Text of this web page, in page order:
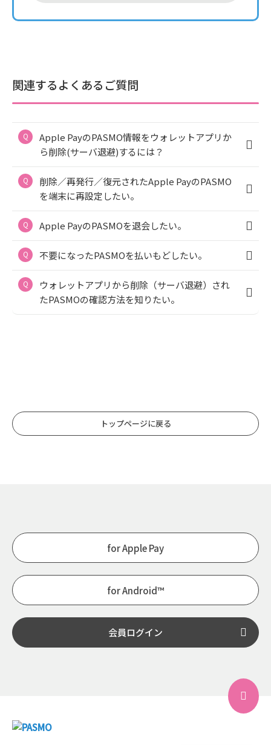
関連するよくあるご質問
Apple PayのPASMO情報をウォレットアプリか
ら削除(サーバ退避)するには？
削除／再発行／復元されたApple PayのPASMO
を端末に再設定したい。
Apple PayのPASMOを退会したい。
不要になったPASMOを払いもどしたい。
ウォレットアプリから削除（サーバ退避）され
たPASMOの確認方法を知りたい。
トップページに戻る
for Apple Pay
for Android™
会員ログイン